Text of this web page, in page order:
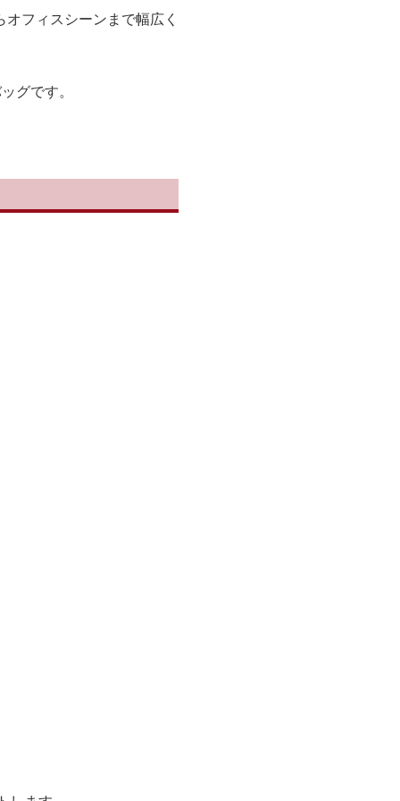
フィスシーンまで幅広く
グです。